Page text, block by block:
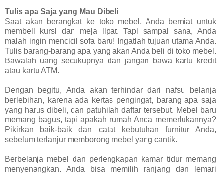
Tulis apa Saja yang Mau Dibeli
Saat akan berangkat ke toko mebel, Anda berniat untuk
membeli kursi dan meja lipat. Tapi sampai sana, Anda
malah ingin mencicil sofa baru! Ingatlah tujuan utama Anda.
Tulis barang-barang apa yang akan Anda beli di toko mebel.
Bawalah uang secukupnya dan jangan bawa kartu kredit
atau kartu ATM.
Dengan begitu, Anda akan terhindar dari nafsu belanja
berlebihan, karena ada kertas pengingat, barang apa saja
yang harus dibeli, dan patuhilah daftar tersebut. Mebel baru
memang bagus, tapi apakah rumah Anda memerlukannya?
Pikirkan baik-baik dan catat kebutuhan furnitur Anda,
sebelum terlanjur memborong mebel yang cantik.
Berbelanja mebel dan perlengkapan kamar tidur memang
menyenangkan. Anda bisa memilih ranjang dan lemari